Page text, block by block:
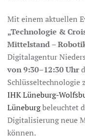
Mit einem aktuellen
„Technologie &
Mittelstand –
Digitalagentur
von 9:30–12:30 Uhr
Schlüsseltechnologie
IHK Lüneburg-
Lüneburgbeleuchtet
Digitalisierung neue
können.